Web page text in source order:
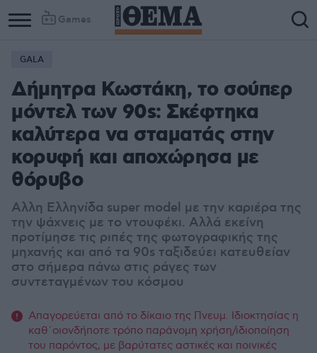
Games
GALA
Δήμητρα Κωστάκη, το σούπερ
μόντελ των 90s: Σκέφτηκα
καλύτερα να σταματάς στην
κορυφή και αποχώρησα με
θόρυβο
Αλλη Ελληνίδα super model με την καριέρα της
την ψάχνεις με το ντουφέκι. Αλλά εκείνη
προτίμησε τις ριπές της φωτογραφικής της
μηχανής και από τα 90s ταξιδεύει κατευθείαν
στο σήμερα πάνω στις ράγες των
συντεταγμένων του κόσμου
Απαγορεύεται από το δίκαιο της Πνευμ. Ιδιοκτησίας η
καθ΄οιονδήποτε τρόπο παράνομη χρήση/ιδιοποίηση
του παρόντος, με βαρύτατες αστικές και ποινικές